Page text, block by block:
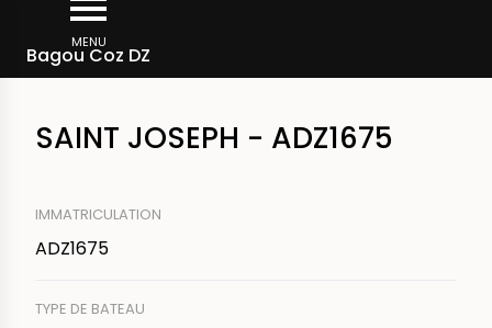
contenu
MENU
Bagou Coz DZ
d'Ariane
Rechercher un bateau
SAINT JOSEPH - ADZ1675
IMMATRICULATION
ADZ1675
TYPE DE BATEAU